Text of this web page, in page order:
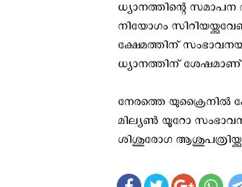
ധ്യാനത്തിന്റെ സമാപന
നിയോഗം
ക്ഷേമത്തിന്
ധ്യാനത്തിന് ശേഷമാണ്
നേരത്തെ യുക്രൈനില്‍
മില്യണ്‍ യൂറോ
ശിശുരോഗ